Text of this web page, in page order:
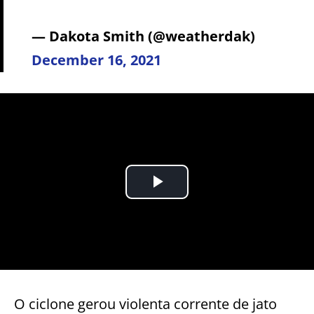
— Dakota Smith (@weatherdak)
December 16, 2021
O ciclone gerou violenta corrente de jato